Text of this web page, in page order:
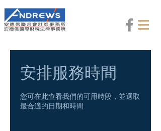
安排服務時間
您可在此查看我們的可用時段，並選取
最合適的日期和時間